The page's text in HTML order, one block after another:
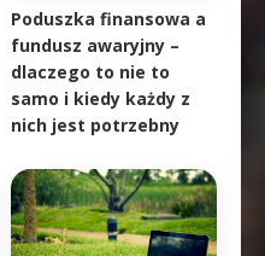
Poduszka finansowa a
fundusz awaryjny –
dlaczego to nie to
samo i kiedy każdy z
nich jest potrzebny